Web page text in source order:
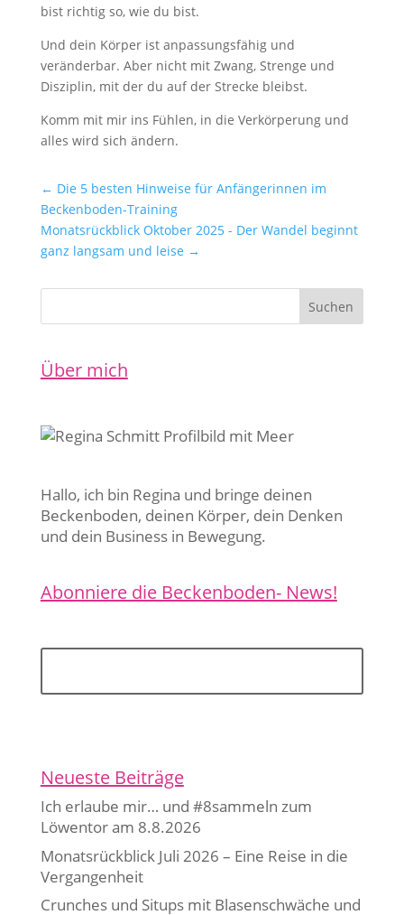
bist richtig so, wie du bist.
Und dein Körper ist anpassungsfähig und
veränderbar. Aber nicht mit Zwang, Strenge und
Disziplin, mit der du auf der Strecke bleibst.
Komm mit mir ins Fühlen, in die Verkörperung und
alles wird sich ändern.
← Die 5 besten Hinweise für Anfängerinnen im
Beckenboden-Training
Monatsrückblick Oktober 2025 - Der Wandel beginnt
ganz langsam und leise →
Über mich
Hallo, ich bin Regina und bringe deinen
Beckenboden, deinen Körper, dein Denken
und dein Business in Bewegung.
Abonniere die Beckenboden- News!
Neueste Beiträge
Ich erlaube mir… und #8sammeln zum
Löwentor am 8.8.2026
Monatsrückblick Juli 2026 – Eine Reise in die
Vergangenheit
Crunches und Situps mit Blasenschwäche und